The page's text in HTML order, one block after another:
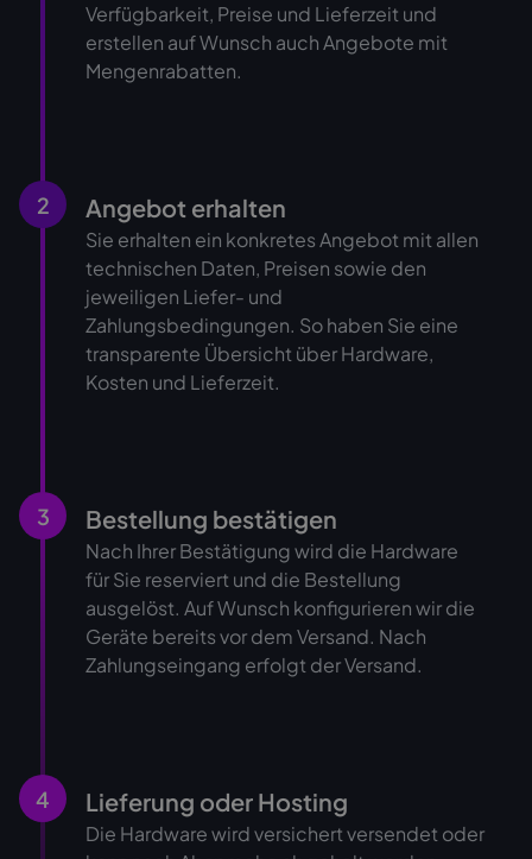
Verfügbarkeit, Preise und Lieferzeit und
erstellen auf Wunsch auch Angebote mit
Mengenrabatten.
2 Angebot erhalten
Sie erhalten ein konkretes Angebot mit allen
technischen Daten, Preisen sowie den
jeweiligen Liefer- und
Zahlungsbedingungen. So haben Sie eine
transparente Übersicht über Hardware,
Kosten und Lieferzeit.
3 Bestellung bestätigen
Nach Ihrer Bestätigung wird die Hardware
für Sie reserviert und die Bestellung
ausgelöst. Auf Wunsch konfigurieren wir die
Geräte bereits vor dem Versand. Nach
Zahlungseingang erfolgt der Versand.
4 Lieferung oder Hosting
Die Hardware wird versichert versendet oder